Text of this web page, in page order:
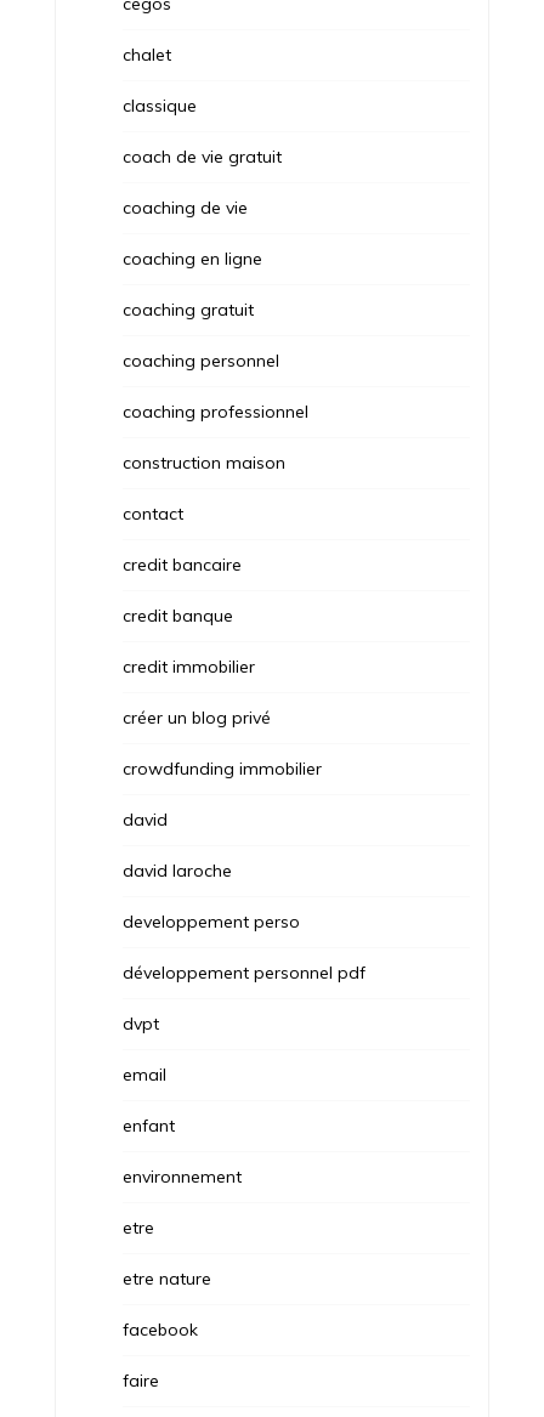
chalet
classique
coach de vie gratuit
coaching de vie
coaching en ligne
coaching gratuit
coaching personnel
coaching professionnel
construction maison
contact
credit bancaire
credit banque
credit immobilier
créer un blog privé
crowdfunding immobilier
david
david laroche
developpement perso
développement personnel pdf
dvpt
email
enfant
environnement
etre
etre nature
facebook
faire